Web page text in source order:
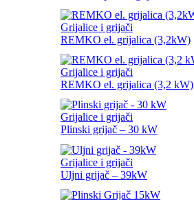
Grijalice i grijači
REMKO el. grijalica (3,2kW)
Grijalice i grijači
REMKO el. grijalica (3,2 kW)
Grijalice i grijači
Plinski grijač – 30 kW
Grijalice i grijači
Uljni grijač – 39kW